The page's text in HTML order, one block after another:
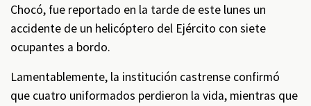
Chocó, fue reportado en la tarde de este lunes un
accidente de un helicóptero del Ejército con siete
ocupantes a bordo.
Lamentablemente, la institución castrense confirmó
que cuatro uniformados perdieron la vida, mientras que